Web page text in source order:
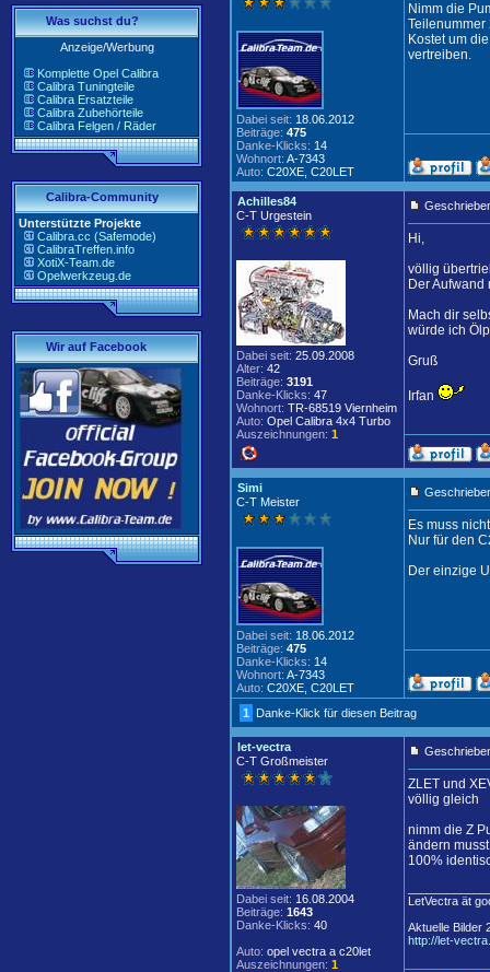
Was suchst du?
Anzeige/Werbung
Komplette Opel Calibra
Calibra Tuningteile
Calibra Ersatzteile
Calibra Zubehörteile
Calibra Felgen / Räder
Calibra-Community
Unterstützte Projekte
Calibra.cc (Safemode)
CalibraTreffen.info
XotiX-Team.de
Opelwerkzeug.de
Wir auf Facebook
Dabei seit: 18.06.2012
Beiträge: 475
Danke-Klicks: 14
Wohnort: A-7343
Auto: C20XE, C20LET
Nimm die
Kostet um
vertreiben.
Achilles84
C-T Urgestein
Dabei seit: 25.09.2008
Alter: 42
Beiträge: 3191
Danke-Klicks: 47
Wohnort: TR-68519 Viernheim
Auto: Opel Calibra 4x4 Turbo
Auszeichnungen: 1
Hi,
völlig
Der
Mach dir
würde ich
Gruß
Irfan
Simi
C-T Meister
Dabei seit: 18.06.2012
Beiträge: 475
Danke-Klicks: 14
Wohnort: A-7343
Auto: C20XE, C20LET
Es muss
Nur für den
Der einzige
1 Danke-Klick für diesen Beitrag
let-vectra
C-T Großmeister
Dabei seit: 16.08.2004
Beiträge: 1643
Danke-Klicks: 40
Auto: opel vectra a c20let
Auszeichnungen: 1
ZLET und
völlig gleich
nimm die Z
ändern
100%
LetVectra ät
Aktuelle Bilder
http://let-